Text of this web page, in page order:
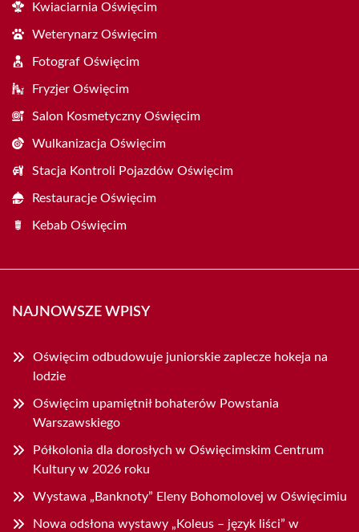
Kwiaciarnia Oświęcim
Weterynarz Oświęcim
Fotograf Oświęcim
Fryzjer Oświęcim
Salon Kosmetyczny Oświęcim
Wulkanizacja Oświęcim
Stacja Kontroli Pojazdów Oświęcim
Restauracje Oświęcim
Kebab Oświęcim
NAJNOWSZE WPISY
Oświęcim odbudowuje juniorskie zaplecze hokeja na
lodzie
Oświęcim upamiętnił bohaterów Powstania
Warszawskiego
Półkolonia dla dorosłych w Oświęcimskim Centrum
Kultury w 2026 roku
Wystawa „Banknoty” Eleny Bohomolovej w Oświęcimiu
Nowa odsłona wystawy „Koleus – język liści” w